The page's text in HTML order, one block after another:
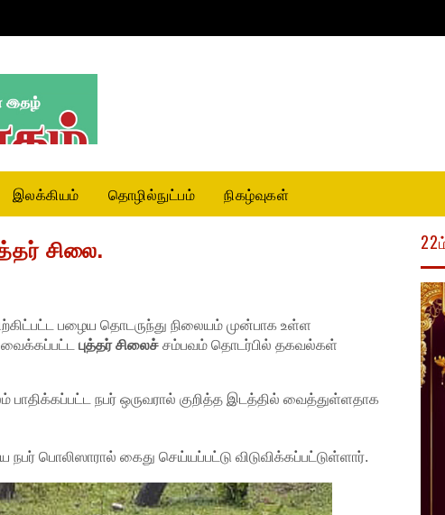
இலக்கியம் தொழில்நுட்பம் நிகழ்வுகள்
சிலை.
பழைய தொடருந்து நிலையம் முன்பாக உள்ள
புத்தர் சிலைச் சம்பவம் தொடர்பில் தகவல்கள்
பாதிக்கப்பட்ட நபர் ஒருவரால் குறித்த இடத்தில் வைத்துள்ளதாக
பொலிஸாரால் கைது செய்யப்பட்டு விடுவிக்கப்பட்டுள்ளார்.